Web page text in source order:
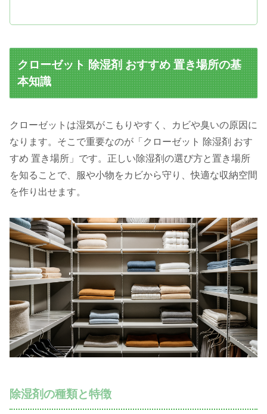
クローゼット 除湿剤 おすすめ 置き場所の基
本知識
クローゼットは湿気がこもりやすく、カビや臭いの原因に
なります。そこで重要なのが「クローゼット 除湿剤 おす
すめ 置き場所」です。正しい除湿剤の選び方と置き場所
を知ることで、服や小物をカビから守り、快適な収納空間
を作り出せます。
除湿剤の種類と特徴